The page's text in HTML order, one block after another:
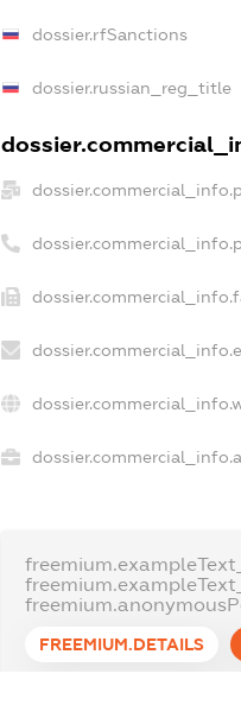
dossier.rfSanctions
dossier.russian_reg_title
FREEMIUM.DETAILS